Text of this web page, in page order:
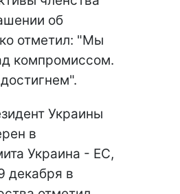
об
отметил: "Мы
компромиссом.
Украины
в
Украина - ЕС,
декабря в